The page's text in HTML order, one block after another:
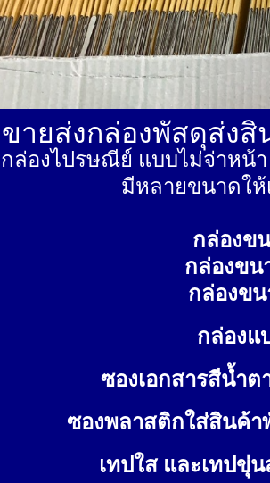
ขายส่งกล่องพัสดุส่ง
กล่องไปรษณีย์ แบบไม่จ่าหน้
มีหลายขนาดให้
กล่องข
กล่องขน
กล่องข
กล่องแ
ซองเอกสารสีน้ำต
ซองพลาสติกใส่สินค้า
เทปใส และเทปขุ่